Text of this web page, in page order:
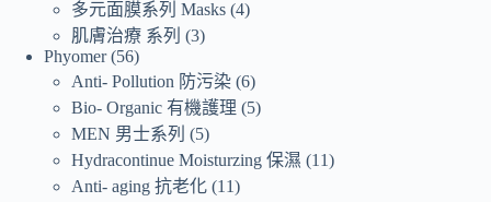
多元面膜系列 Masks 4
肌膚治療 系列
3
Phyomer 56
Anti- Pollution 防污染 6
Bio- Organic 有機護理
5
MEN 男士系列
5
Hydracontinue Moisturzing 保濕
11
Anti- aging 抗老化 11